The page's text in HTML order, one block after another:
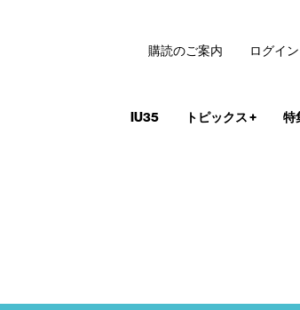
IU35 トピックス+ 特
購読のご案内 ログイン